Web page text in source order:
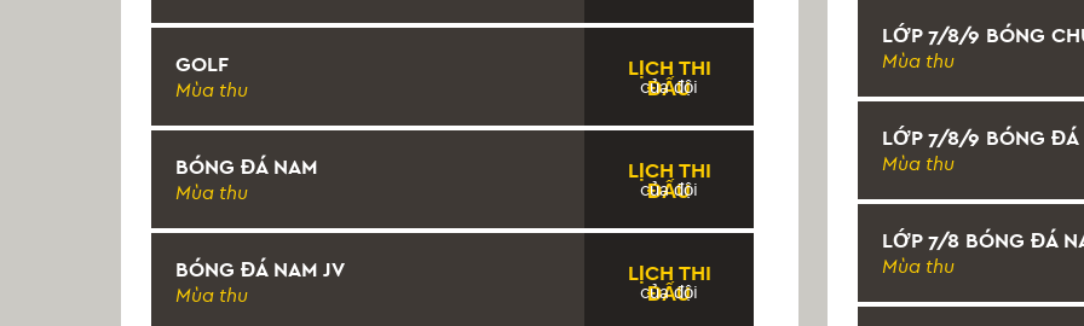
GOLF
Mùa thu
LỊCH THI
ĐẤU
của đội
BÓNG ĐÁ NAM
Mùa thu
LỊCH THI
ĐẤU
của đội
BÓNG ĐÁ NAM JV
Mùa thu
LỊCH THI
ĐẤU
của đội
LỚP 7/8/9 BÓNG
Mùa thu
LỚP 7/8/9 BÓNG ĐÁ
Mùa thu
LỚP 7/8 BÓNG ĐÁ
Mùa thu